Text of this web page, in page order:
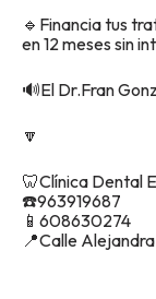
🔹Financia tus
en 12 meses sin
🔊El Dr.Fran
🔽
🦷Clínica Dental
☎️963919687
📱608630274
📍Calle